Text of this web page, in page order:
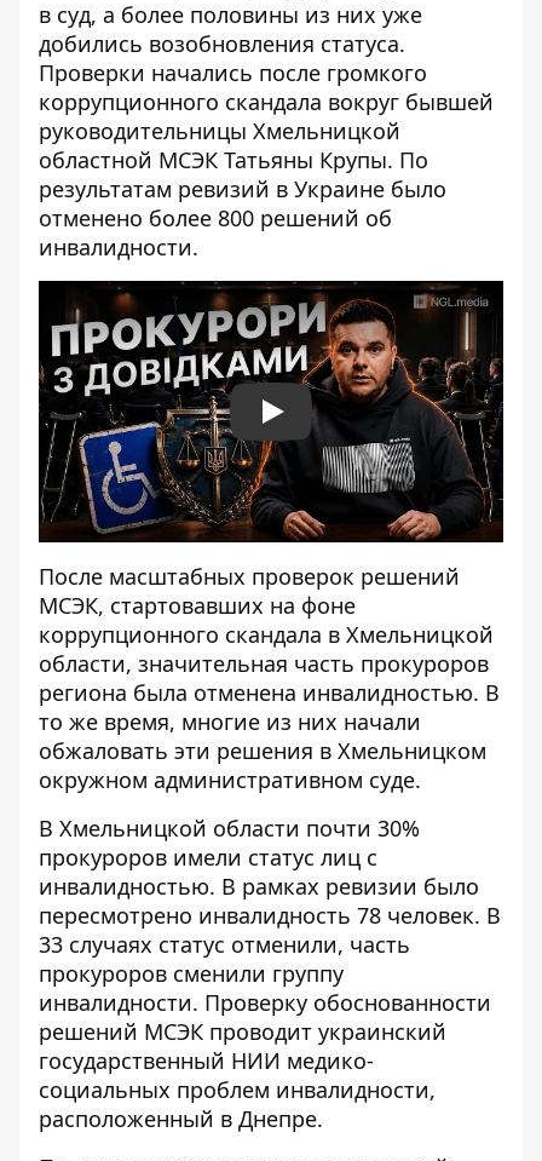
в суд, а более половины из них уже
добились возобновления статуса.
Проверки начались после громкого
коррупционного скандала вокруг бывшей
руководительницы Хмельницкой
областной МСЭК Татьяны Крупы. По
результатам ревизий в Украине было
отменено более 800 решений об
инвалидности.
Play
После масштабных проверок решений
МСЭК, стартовавших на фоне
коррупционного скандала в Хмельницкой
области, значительная часть прокуроров
региона была отменена инвалидностью. В
то же время, многие из них начали
обжаловать эти решения в Хмельницком
окружном административном суде.
В Хмельницкой области почти 30%
прокуроров имели статус лиц с
инвалидностью. В рамках ревизии было
пересмотрено инвалидность 78 человек. В
33 случаях статус отменили, часть
прокуроров сменили группу
инвалидности. Проверку обоснованности
решений МСЭК проводит украинский
государственный НИИ медико-
социальных проблем инвалидности,
расположенный в Днепре.